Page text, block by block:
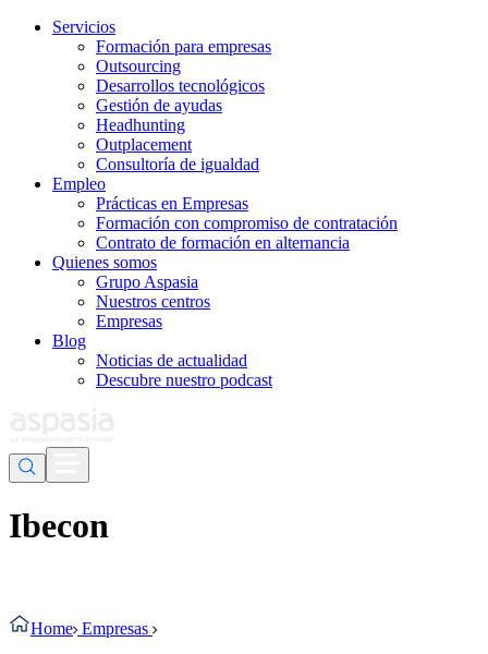
Servicios
Formación para empresas
Outsourcing
Desarrollos tecnológicos
Gestión de ayudas
Headhunting
Outplacement
Consultoría de igualdad
Empleo
Prácticas en Empresas
Formación con compromiso de contratación
Contrato de formación en alternancia
Quienes somos
Grupo Aspasia
Nuestros centros
Empresas
Blog
Noticias de actualidad
Descubre nuestro podcast
Ibecon
Home Empresas